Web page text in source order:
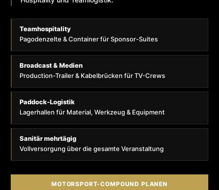
Teamhospitality
Pagodenzelte & Container für Sponsor-Suites
Broadcast & Medien
Production-Trailer & Kabelbrücken für TV-Crews
Paddock-Logistik
Lagerhallen für Material, Werkzeug & Equipment
Sanitär mehrtägig
Vollversorgung über die gesamte Veranstaltung
MOTORSPORT-COMPOUND PLANEN